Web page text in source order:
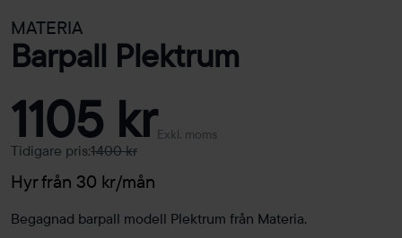
MATERIA
Barpall Plektrum
1105 krExkl. moms
Tidigare pris:1400 kr
Hyr från 30 kr/mån
Begagnad barpall modell Plektrum från Materia.